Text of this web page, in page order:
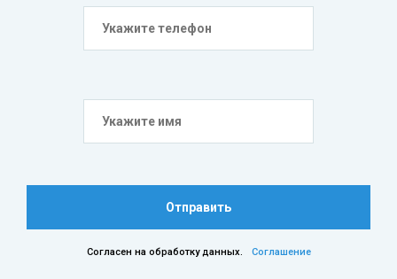
Отправить
Согласен на обработку данных. Соглашение